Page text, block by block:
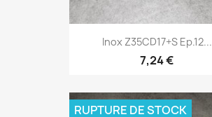
Inox Z35CD17+S Ep.12...
7,24 €
RUPTURE DE STOCK